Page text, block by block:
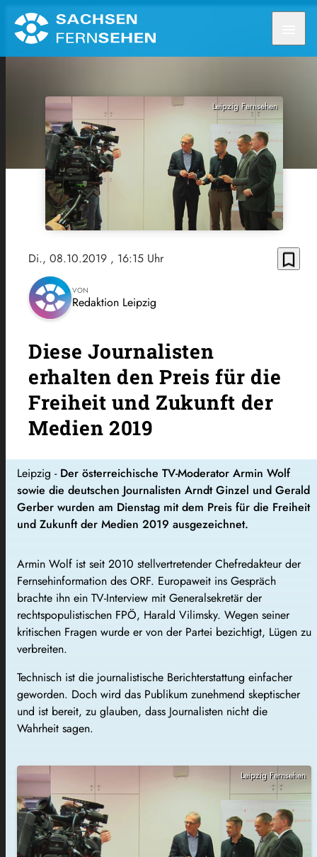
Leipzig Fernsehen
Di., 08.10.2019 , 16:15 Uhr bookmark_border
VON
Redaktion Leipzig
Diese Journalisten
erhalten den Preis für die
Freiheit und Zukunft der
Medien 2019
Leipzig - Der österreichische TV-Moderator Armin Wolf
sowie die deutschen Journalisten Arndt Ginzel und Gerald
Gerber wurden am Dienstag mit dem Preis für die Freiheit
und Zukunft der Medien 2019 ausgezeichnet.
Armin Wolf ist seit 2010 stellvertretender Chefredakteur der
Fernsehinformation des ORF. Europaweit ins Gespräch
brachte ihn ein TV-Interview mit Generalsekretär der
rechtspopulistischen FPÖ, Harald Vilimsky. Wegen seiner
kritischen Fragen wurde er von der Partei bezichtigt, Lügen zu
verbreiten.
Technisch ist die journalistische Berichterstattung einfacher
geworden. Doch wird das Publikum zunehmend skeptischer
und ist bereit, zu glauben, dass Journalisten nicht die
Wahrheit sagen.
Leipzig Fernsehen